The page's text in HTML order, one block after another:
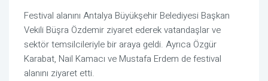
Festival alanını Antalya Büyükşehir Belediyesi Başkan
Vekili Büşra Özdemir ziyaret ederek vatandaşlar ve
sektör temsilcileriyle bir araya geldi. Ayrıca Özgür
Karabat, Nail Kamacı ve Mustafa Erdem de festival
alanını ziyaret etti.